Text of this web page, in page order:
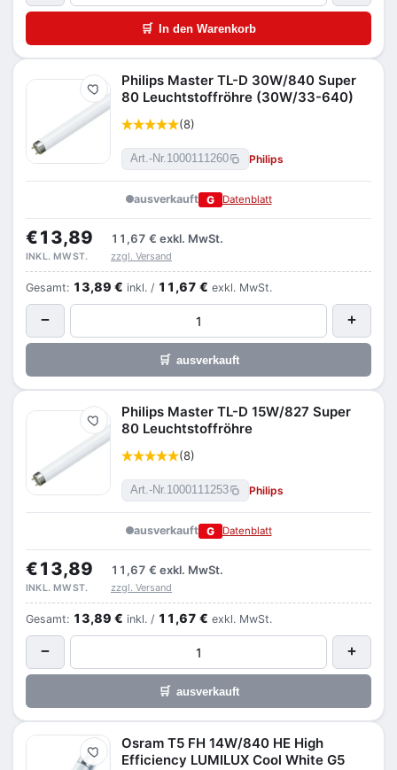
🛒 In den Warenkorb
Merken
Philips Master TL-D 30W/840 Super
80 Leuchtstoffröhre (30W/33-640)
(8)
Art.-Nr.1000111260 Philips
ausverkauft G Datenblatt
€13,89 11,67 € exkl. MwSt.
INKL. MWST. zzgl. Versand
Gesamt: 13,89 € inkl. / 11,67 € exkl. MwSt.
− +
🛒 ausverkauft
Merken
Philips Master TL-D 15W/827 Super
80 Leuchtstoffröhre
(8)
Art.-Nr.1000111253 Philips
ausverkauft G Datenblatt
€13,89 11,67 € exkl. MwSt.
INKL. MWST. zzgl. Versand
Gesamt: 13,89 € inkl. / 11,67 € exkl. MwSt.
− +
🛒 ausverkauft
Merken
Osram T5 FH 14W/840 HE High
Efficiency LUMILUX Cool White G5